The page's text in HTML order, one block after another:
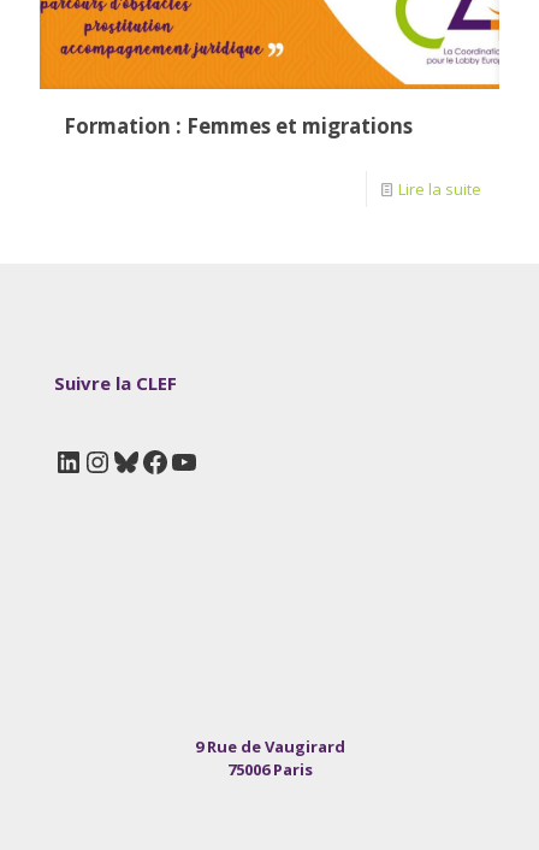
Formation : Femmes et migrations
Lire la suite
Suivre la CLEF
LinkedIn
Instagram
Bluesky
Facebook
YouTube
9 Rue de Vaugirard
75006 Paris